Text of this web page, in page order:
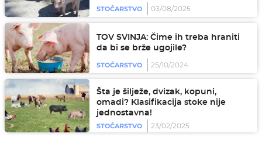
STOČARSTVO 03/08/2025
TOV SVINJA: Čime ih treba hraniti
da bi se brže ugojile?
STOČARSTVO 25/10/2024
Šta je šilježe, dvizak, kopuni,
omadi? Klasifikacija stoke nije
jednostavna!
STOČARSTVO
23/02/2025